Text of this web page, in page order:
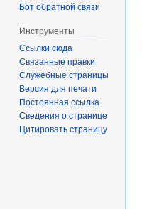
Бот обратной связи
Инструменты
Ссылки сюда
Связанные правки
Служебные страницы
Версия для печати
Постоянная ссылка
Сведения о странице
Цитировать страницу